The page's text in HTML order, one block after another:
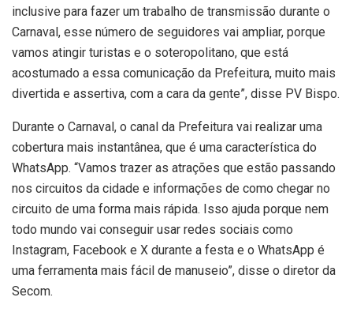
inclusive para fazer um trabalho de transmissão durante o
Carnaval, esse número de seguidores vai ampliar, porque
vamos atingir turistas e o soteropolitano, que está
acostumado a essa comunicação da Prefeitura, muito mais
divertida e assertiva, com a cara da gente”, disse PV Bispo.
Durante o Carnaval, o canal da Prefeitura vai realizar uma
cobertura mais instantânea, que é uma característica do
WhatsApp. “Vamos trazer as atrações que estão passando
nos circuitos da cidade e informações de como chegar no
circuito de uma forma mais rápida. Isso ajuda porque nem
todo mundo vai conseguir usar redes sociais como
Instagram, Facebook e X durante a festa e o WhatsApp é
uma ferramenta mais fácil de manuseio”, disse o diretor da
Secom.